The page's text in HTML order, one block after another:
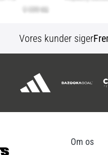
Vores kunder siger
Om os